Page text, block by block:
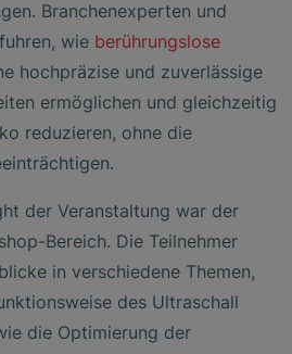
Branchenexperten und
wie berührungslose
hochpräzise und zuverlässige
ermöglichen und gleichzeitig
reduzieren, ohne die
der Veranstaltung war der
Bereich. Die Teilnehmer
in verschiedene Themen,
des Ultraschall
die Optimierung der